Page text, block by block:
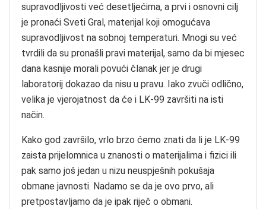
supravodljivosti već desetljećima, a prvi i osnovni cilj
je pronaći Sveti Gral, materijal koji omogućava
supravodljivost na sobnoj temperaturi. Mnogi su već
tvrdili da su pronašli pravi materijal, samo da bi mjesec
dana kasnije morali povući članak jer je drugi
laboratorij dokazao da nisu u pravu. Iako zvuči odlično,
velika je vjerojatnost da će i LK-99 završiti na isti
način.
Kako god završilo, vrlo brzo ćemo znati da li je LK-99
zaista prijelomnica u znanosti o materijalima i fizici ili
pak samo još jedan u nizu neuspješnih pokušaja
obmane javnosti. Nadamo se da je ovo prvo, ali
pretpostavljamo da je ipak riječ o obmani.